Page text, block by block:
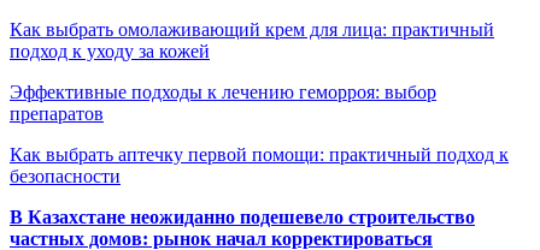
Как выбрать омолаживающий крем для лица: практичный
подход к уходу за кожей
Эффективные подходы к лечению геморроя: выбор
препаратов
Как выбрать аптечку первой помощи: практичный подход к
безопасности
В Казахстане неожиданно подешевело строительство
частных домов: рынок начал корректироваться